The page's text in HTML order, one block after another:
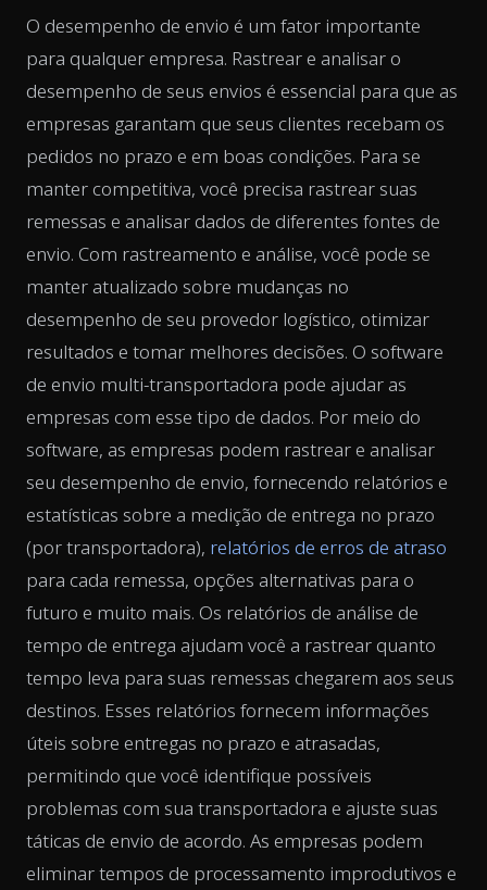
O desempenho de envio é um fator importante
para qualquer empresa. Rastrear e analisar o
desempenho de seus envios é essencial para que as
empresas garantam que seus clientes recebam os
pedidos no prazo e em boas condições. Para se
manter competitiva, você precisa rastrear suas
remessas e analisar dados de diferentes fontes de
envio. Com rastreamento e análise, você pode se
manter atualizado sobre mudanças no
desempenho de seu provedor logístico, otimizar
resultados e tomar melhores decisões. O software
de envio multi-transportadora pode ajudar as
empresas com esse tipo de dados. Por meio do
software, as empresas podem rastrear e analisar
seu desempenho de envio, fornecendo relatórios e
estatísticas sobre a medição de entrega no prazo
(por transportadora), relatórios de erros de atraso
para cada remessa, opções alternativas para o
futuro e muito mais. Os relatórios de análise de
tempo de entrega ajudam você a rastrear quanto
tempo leva para suas remessas chegarem aos seus
destinos. Esses relatórios fornecem informações
úteis sobre entregas no prazo e atrasadas,
permitindo que você identifique possíveis
problemas com sua transportadora e ajuste suas
táticas de envio de acordo. As empresas podem
eliminar tempos de processamento improdutivos e